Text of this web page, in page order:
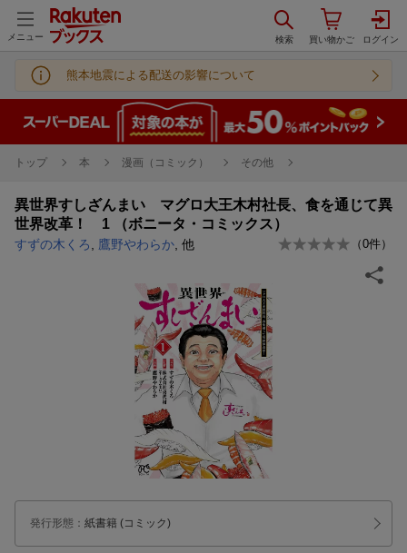
メニュー
熊本地震による配送の影響について
トップ 本 漫画（コミック） その他
異世界すしざんまい マグロ大王木村社長、食を通じて異
世界改革！ 1 （ボニータ・コミックス）
すずの木くろ 鷹野やわらか , 他 （0件）
発行形態 ： 紙書籍 (コミック)